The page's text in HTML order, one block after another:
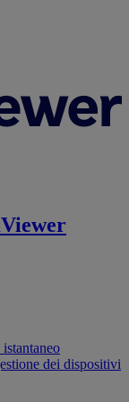
dei dispositivi